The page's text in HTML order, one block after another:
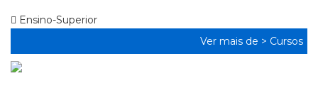
Ensino-Superior
Ver mais de > Cursos